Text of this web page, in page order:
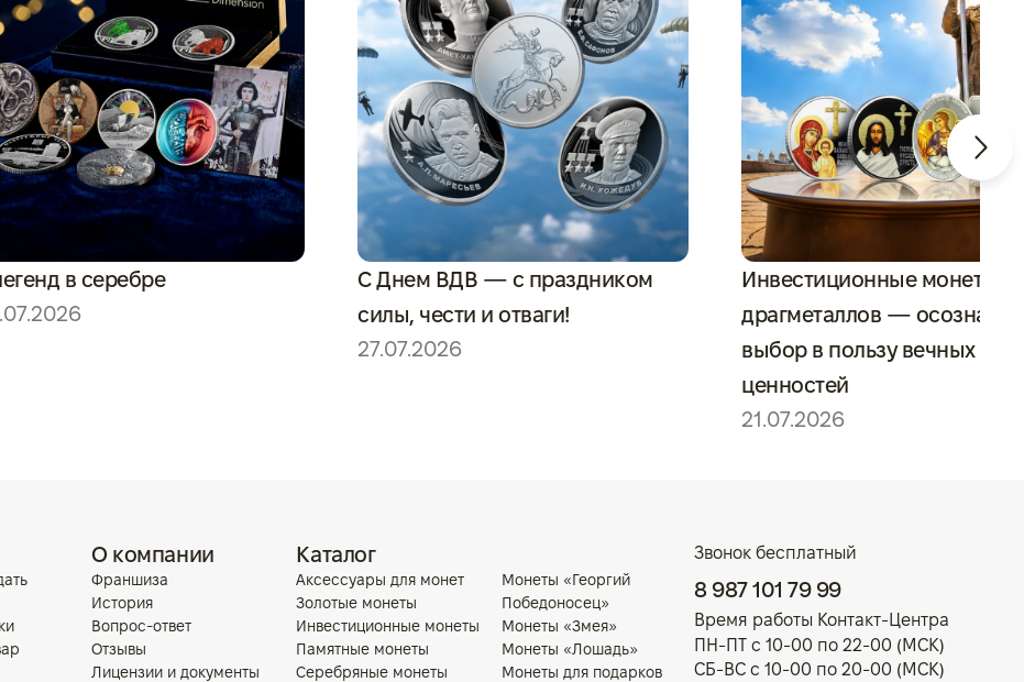
в серебре
С Днем ВДВ — с праздником
силы, чести и отваги!
27.07.2026
Инвестиционные монеты
драгметаллов —
выбор в пользу вечных
ценностей
21.07.2026
О компании
Франшиза
История
Вопрос-ответ
Отзывы
Лицензии и документы
Каталог
Аксессуары для монет
Золотые монеты
Инвестиционные монеты
Памятные монеты
Серебряные монеты
Монеты «Георгий
Победоносец»
Монеты «Змея»
Монеты «Лошадь»
Монеты для подарков
Звонок бесплатный
8 987 101 79 99
Время работы Контакт-Центра
ПН-ПТ с 10-00 по 22-00 (МСК)
СБ-ВС с 10-00 по 20-00 (МСК)